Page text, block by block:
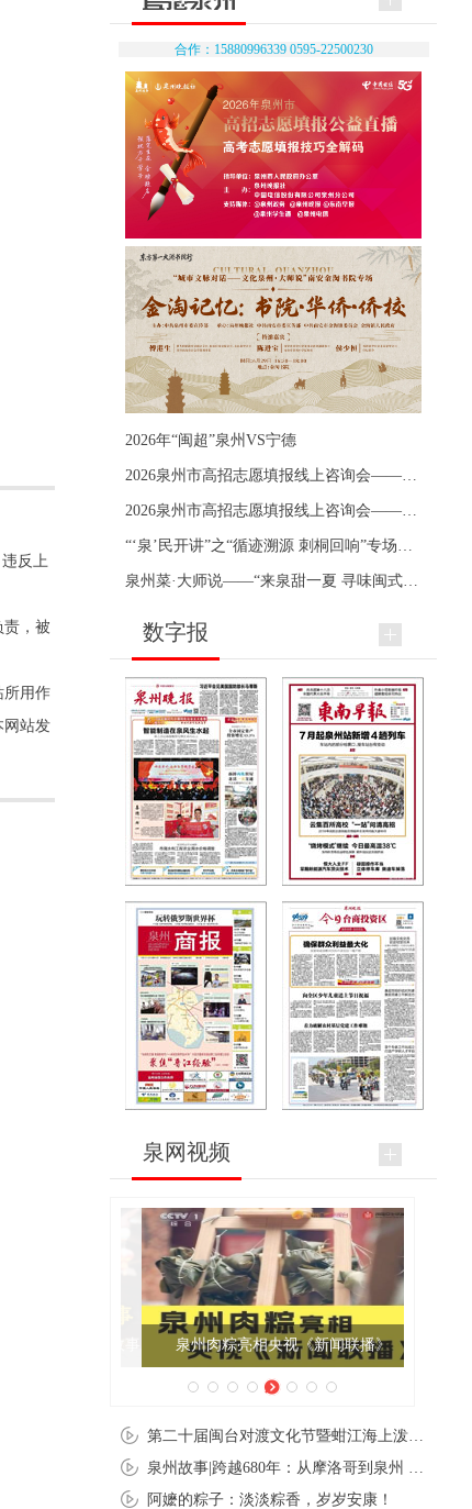
反上
，被
所用作
网站发
合作：15880996339 0595-22500230
2026年“闽超”泉州VS宁德
数字报
泉网视频
泉州肉粽亮相央视《新闻联播》
阿嬷的粽子：淡淡粽香，岁岁安康！